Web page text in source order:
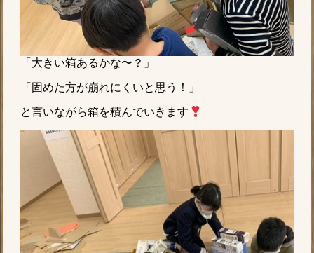
「大きい箱あるかな〜？」
「固めた方が崩れにくいと思う！」
と言いながら箱を積んでいきます